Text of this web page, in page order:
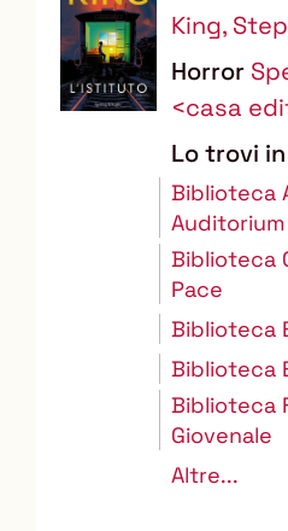
King,
Horror
<casa
Lo trovi in
Biblioteca
Auditorium
Biblioteca
Pace
Biblioteca
Biblioteca
Biblioteca
Giovenale
Altre...